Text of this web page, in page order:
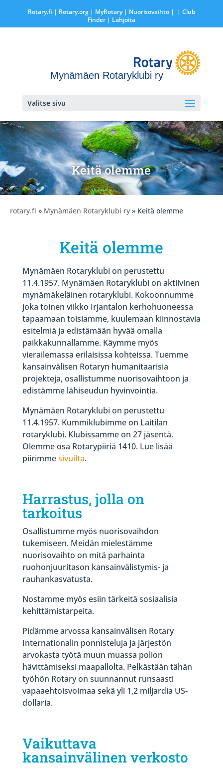
Rotary.fi | Rotary.org| MyRotary | Nuorisovaihto|
| Club
Finder| Lahjoita
Mynämäen Rotaryklubi ry
Valitse sivu
Keitä olemme
rotary.fi » Mynämäen Rotaryklubi ry » Keitä olemme
Keitä olemme
Mynämäen Rotaryklubi on perustettu
11.4.1957. Mynämäen Rotaryklubi on aktiivinen
mynämäkeläinen rotaryklubi. Kokoonnumme
joka toinen viikko Irjantalon kerhohuoneessa
tapaamaan toisiamme, kuulemaan kiinnostavia
esitelmiä ja edistämään hyvää omalla
paikkakunnallamme. Käymme myös
vierailemassa erilaisissa kohteissa. Tuemme
kansainvälisen Rotaryn humanitaarisia
projekteja, osallistumme nuorisovaihtoon ja
edistämme lähiseudun hyvinvointia.
Mynämäen Rotaryklubi on perustettu
11.4.1957. Kummiklubimme on Laitilan
rotaryklubi. Klubissamme on 27 jäsentä.
Olemme osa Rotarypiiriä 1410. Lue lisää
piirimmesivuilta.
Harrastus, jolla on
tarkoitus
Osallistumme myös nuorisovaihdon
tukemiseen. Meidän mielestämme
nuorisovaihto on mitä parhainta
ruohonjuuritason kansainvälistymis- ja
rauhankasvatusta.
Nostamme myös esiin tärkeitä sosiaalisia
kehittämistarpeita.
Pidämme arvossa kansainvälisen Rotary
Internationalin ponnisteluja ja järjestön
arvokasta työtä muun muassa polion
hävittämiseksi maapallolta. Pelkästään tähän
työhön Rotary on suunnannut runsaasti
vapaaehtoisvoimaa sekä yli 1,2 miljardia US-
dollaria.
Vaikuttava
kansainvälinen verkosto